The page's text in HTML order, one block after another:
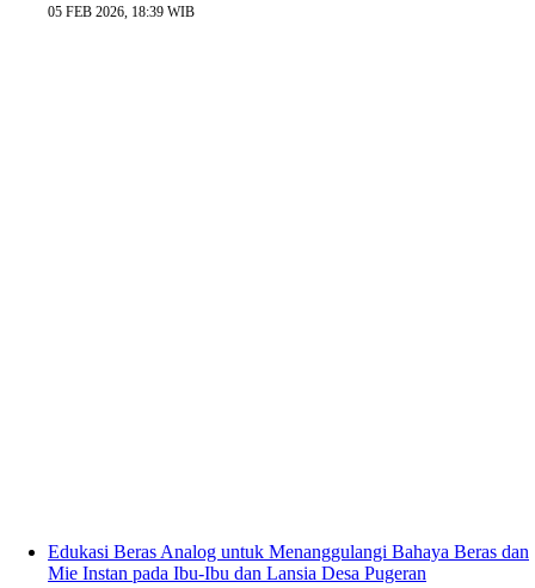
05 FEB 2026, 18:39 WIB
Edukasi Beras Analog untuk Menanggulangi Bahaya Beras dan
Mie Instan pada Ibu-Ibu dan Lansia Desa Pugeran